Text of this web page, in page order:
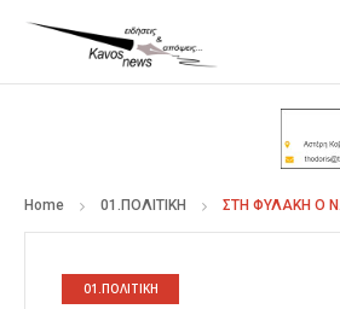
Home 01.ΠΟΛΙΤΙΚΗ ΣΤΗ ΦΥΛΑΚΗ Ο
01.ΠΟΛΙΤΙΚΗ